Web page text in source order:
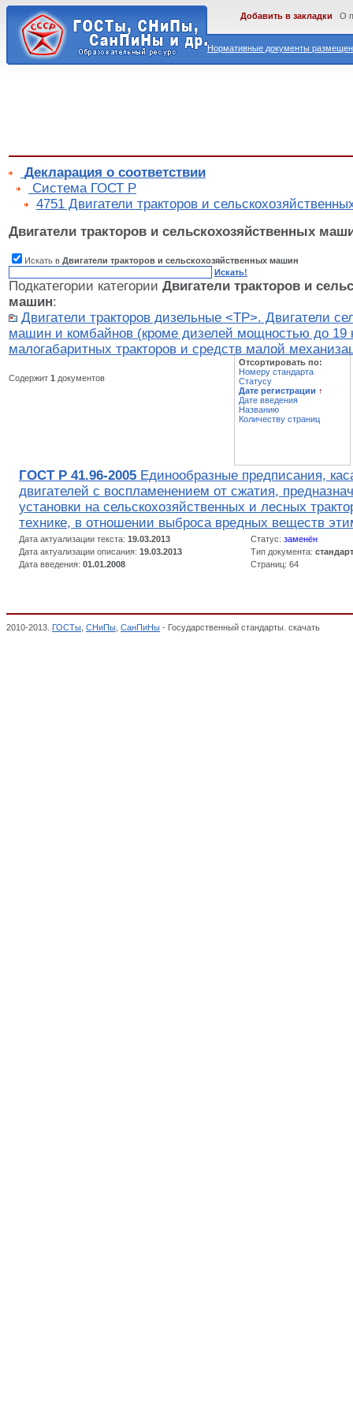
Нормативные документы
Добавить в закладки О
Декларация о соответствии
Cистема ГОСТ Р
4751 Двигатели тракторов и
Двигатели тракторов и сельскохозяйственных
Искать в Двигатели тракторов и сельскохозяйственных машин
Искать!
Подкатегории категории Двигатели тракторов и
машин:
Двигатели тракторов дизельные <ТР>. Двигатели
машин и комбайнов (кроме дизелей мощностью до 19
малогабаритных тракторов и средств малой
Содержит 1 документов
Отсортировать по:
Номеру стандарта
Статусу
Дате регистрации ↑
Дате введения
Названию
Количеству страниц
ГОСТ Р 41.96-2005 Единообразные предписания,
двигателей с воспламенением от сжатия,
установки на сельскохозяйственных и лесных
технике, в отношении выброса вредных веществ
Дата актуализации текста: 19.03.2013 Статус: заменён
Дата актуализации описания: 19.03.2013 Тип документа: стандарт
Дата введения: 01.01.2008 Страниц: 64
2010-2013. ГОСТы СНиПы СанПиНы - Государственный стандарты. скачать